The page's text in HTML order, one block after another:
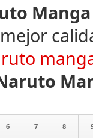
Manga
6 7 8